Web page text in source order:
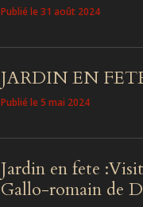
Publié le 31 août 2024
JARDIN EN
Publié le 5 mai 2024
Jardin en fete
Gallo-romain de